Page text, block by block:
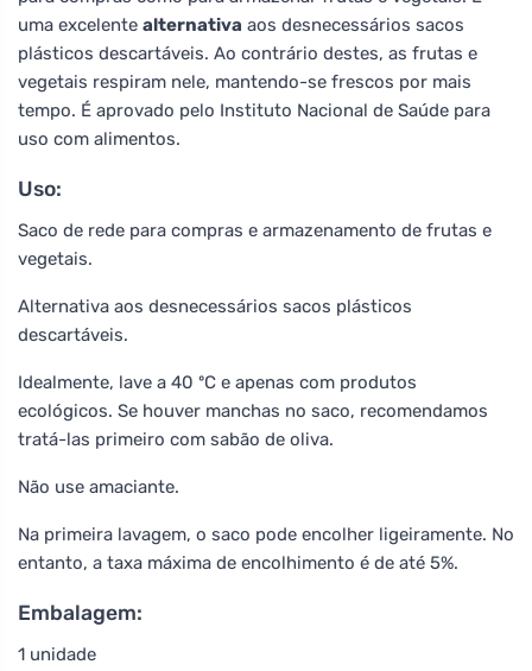
uma excelente alternativa aos desnecessários sacos
plásticos descartáveis. Ao contrário destes, as frutas e
vegetais respiram nele, mantendo-se frescos por mais
tempo. É aprovado pelo Instituto Nacional de Saúde para
uso com alimentos.
Uso:
Saco de rede para compras e armazenamento de frutas e
vegetais.
Alternativa aos desnecessários sacos plásticos
descartáveis.
Idealmente, lave a 40 ºC e apenas com produtos
ecológicos. Se houver manchas no saco, recomendamos
tratá-las primeiro com sabão de oliva.
Não use amaciante.
Na primeira lavagem, o saco pode encolher ligeiramente. No
entanto, a taxa máxima de encolhimento é de até 5%.
Embalagem:
1 unidade